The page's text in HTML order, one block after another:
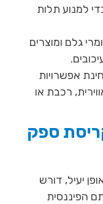
למנוע תלות
גלם ומוצרים
אפשרויות
רכבת או
ספק
יעיל, דורש
הפיננסית